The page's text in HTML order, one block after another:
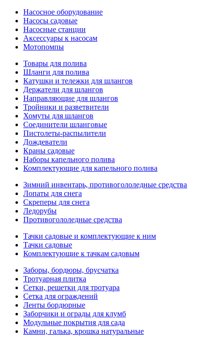
Насосное оборудование
Насосы садовые
Насосные станции
Аксессуары к насосам
Мотопомпы
Товары для полива
Шланги для полива
Катушки и тележки для шлангов
Держатели для шлангов
Направляющие для шлангов
Тройники и разветвители
Хомуты для шлангов
Соединители шланговые
Пистолеты-распылители
Дождеватели
Краны садовые
Наборы капельного полива
Комплектующие для капельного полива
Зимний инвентарь, противогололедные средства
Лопаты для снега
Скреперы для снега
Ледорубы
Противогололедные средства
Тачки садовые и комплектующие к ним
Тачки садовые
Комплектующие к тачкам садовым
Заборы, бордюры, брусчатка
Тротуарная плитка
Сетки, решетки для тротуара
Сетка для ограждений
Ленты бордюрные
Заборчики и ограды для клумб
Модульные покрытия для сада
Камни, галька, крошка натуральные